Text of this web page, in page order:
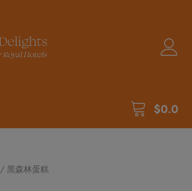
$0.0
/ 黑森林蛋糕